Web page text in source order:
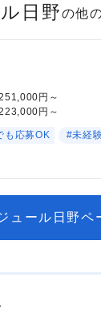
ル日野の他
円～
円～
も応募OK #未経
ュール日野ペ